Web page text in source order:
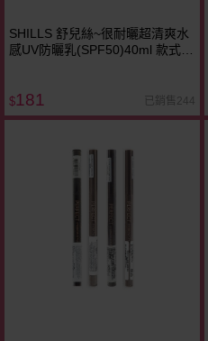
SHILLS 舒兒絲~很耐曬超清爽水
感UV防曬乳(SPF50)40ml 款式可
$181 已銷售244